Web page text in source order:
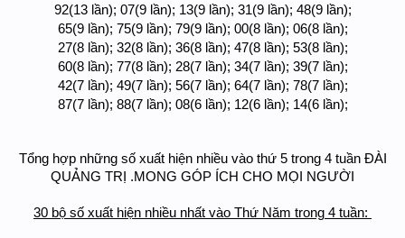
92(13 lần); 07(9 lần); 13(9 lần); 31(9 lần); 48(9 lần);
65(9 lần); 75(9 lần); 79(9 lần); 00(8 lần); 06(8 lần);
27(8 lần); 32(8 lần); 36(8 lần); 47(8 lần); 53(8 lần);
60(8 lần); 77(8 lần); 28(7 lần); 34(7 lần); 39(7 lần);
42(7 lần); 49(7 lần); 56(7 lần); 64(7 lần); 78(7 lần);
87(7 lần); 88(7 lần); 08(6 lần); 12(6 lần); 14(6 lần);
Tổng hợp những số xuất hiện nhiều vào thứ 5 trong 4 tuần ĐÀI
QUẢNG TRỊ .MONG GÓP ÍCH CHO MỌI NGƯỜI
30 bộ số xuất hiện nhiều nhất vào Thứ Năm trong 4 tuần: